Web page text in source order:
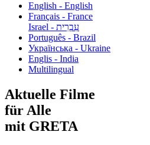
English - English
Français - France
עִבְרִית - Israel
Português - Brazil
Українська - Ukraine
Englis - India
Multilingual
Aktuelle Filme
für Alle
mit GRETA